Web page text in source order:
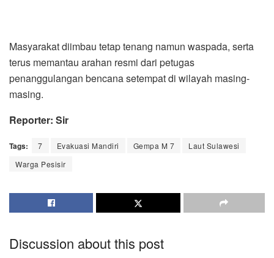
Masyarakat diimbau tetap tenang namun waspada, serta
terus memantau arahan resmi dari petugas
penanggulangan bencana setempat di wilayah masing-
masing.
Reporter: Sir
Tags: 7 Evakuasi Mandiri Gempa M 7
Laut Sulawesi
Warga Pesisir
Discussion about this post